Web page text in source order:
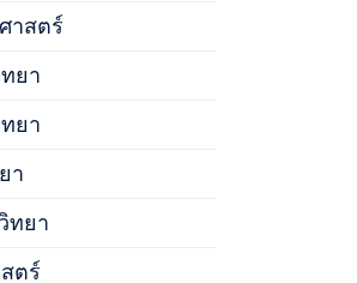
าสตร์
ยา
ยา
า
ทยา
ตร์